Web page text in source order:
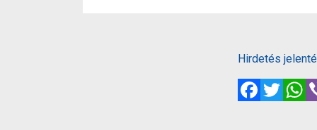
Hirdetés
FacebookTwitter